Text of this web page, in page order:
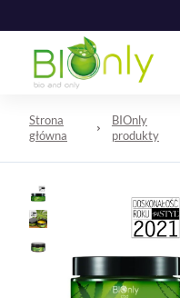
Strona
główna
BIOnly
produkty